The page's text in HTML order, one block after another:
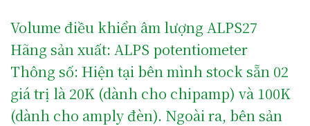
Volume điều khiển âm lượng ALPS27
Hãng sản xuất: ALPS potentiometer
Thông số: Hiện tại bên mình stock sẵn 02
giá trị là 20K (dành cho chipamp) và 100K
(dành cho amply đèn). Ngoài ra, bên sản